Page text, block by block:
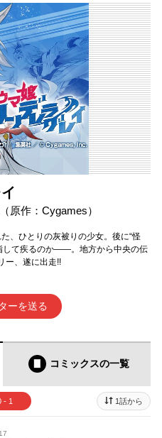
原作：Cygames）
、ひとりの灰被りの少女。後に“怪
して疾るのか――。地方から中央の伝
ー、遂に出走!!
ーを送る
コミックスの一覧
- 1 1話から